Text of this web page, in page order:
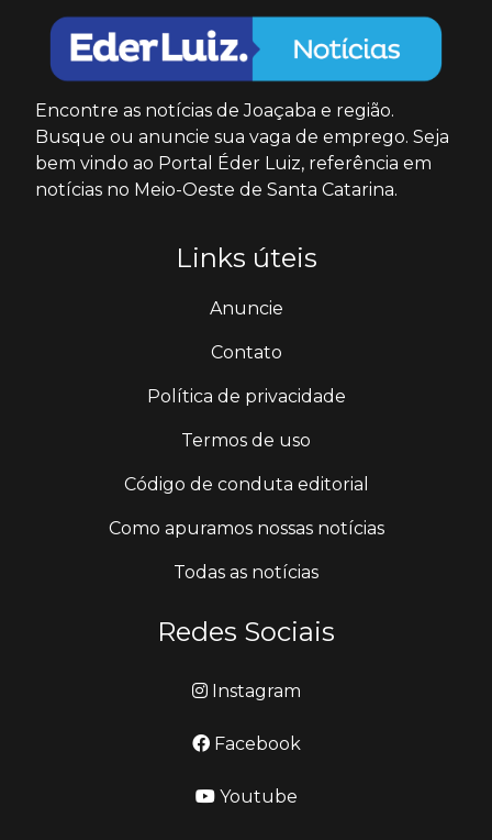
Encontre as notícias de Joaçaba e região.
Busque ou anuncie sua vaga de emprego. Seja
bem vindo ao Portal Éder Luiz, referência em
notícias no Meio-Oeste de Santa Catarina.
Links úteis
Anuncie
Contato
Política de privacidade
Termos de uso
Código de conduta editorial
Como apuramos nossas notícias
Todas as notícias
Redes Sociais
Instagram
Facebook
Youtube